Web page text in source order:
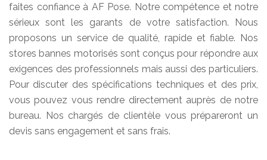
faites confiance à AF Pose. Notre compétence et notre
sérieux sont les garants de votre satisfaction. Nous
proposons un service de qualité, rapide et fiable. Nos
stores bannes motorisés sont conçus pour répondre aux
exigences des professionnels mais aussi des particuliers.
Pour discuter des spécifications techniques et des prix,
vous pouvez vous rendre directement auprès de notre
bureau. Nos chargés de clientèle vous prépareront un
devis sans engagement et sans frais.